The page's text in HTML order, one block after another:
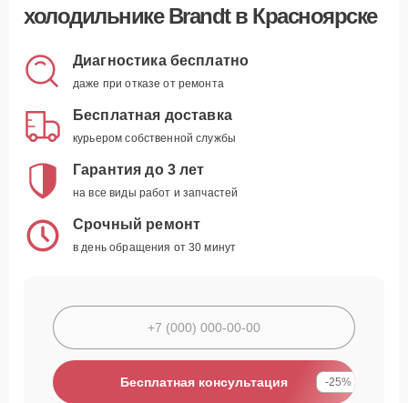
холодильнике Brandt в Красноярске
Диагностика бесплатно
даже при отказе от ремонта
Бесплатная доставка
курьером собственной службы
Гарантия до 3 лет
на все виды работ и запчастей
Срочный ремонт
в день обращения от 30 минут
Бесплатная консультация -25%